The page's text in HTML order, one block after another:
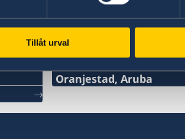
Tillåt urval
Svenska konsulat
Oranjestad, Aruba